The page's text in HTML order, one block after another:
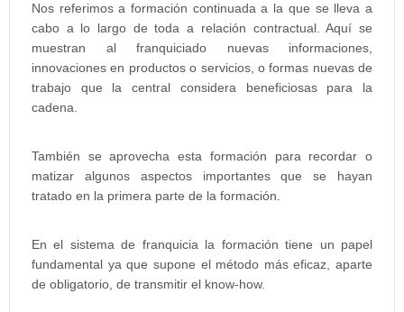
Nos referimos a formación continuada a la que se lleva a
cabo a lo largo de toda a relación contractual. Aquí se
muestran al franquiciado nuevas informaciones,
innovaciones en productos o servicios, o formas nuevas de
trabajo que la central considera beneficiosas para la
cadena.
También se aprovecha esta formación para recordar o
matizar algunos aspectos importantes que se hayan
tratado en la primera parte de la formación.
En el sistema de franquicia la formación tiene un papel
fundamental ya que supone el método más eficaz, aparte
de obligatorio, de transmitir el know-how.